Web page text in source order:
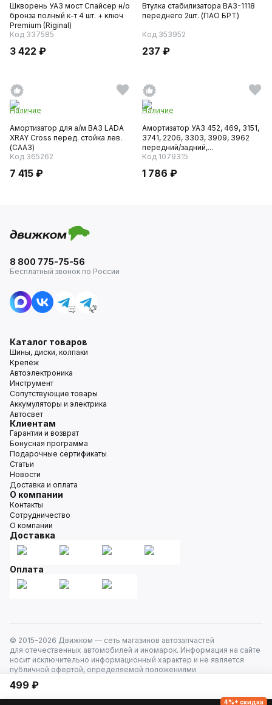
Шкворень УАЗ мост Спайсер н/о
бронза полный к-т 4 шт. + ключ
Premium (Riginal)
Код 337585
3 422 ₽
Втулка стабилизатора ВАЗ-1118
переднего 2шт. (ПАО БРТ)
Код 353952
237 ₽
Наличие
Амортизатор для а/м ВАЗ LADA
XRAY Cross перед. стойка лев.
(СААЗ)
Код 365262
7 415 ₽
Наличие
Амортизатор УАЗ 452, 469, 3151,
3741, 2206, 3303, 3909, 3962
передний/задний,...
Код 1079315
1 786 ₽
499 ₽
8 800 775-75-56
Бесплатный звонок по России
Каталог товаров
Шины, диски, колпаки
Крепёж
Автоэлектроника
Инструмент
Сопутствующие товары
Аккумуляторы и электрика
Автосвет
Клиентам
Гарантии и возврат
Бонусная программа
Подарочные сертификаты
Статьи
Новости
Доставка и оплата
О компании
Контакты
Сотрудничество
О компании
Доставка
Оплата
© 2015–2026 Движком — сеть магазинов автозапчастей
для отечественных автомобилей и иномарок. Информация на сайте
носит исключительно информационный характер и не является
публичной офертой, определяемой положениями
4%+ скидка